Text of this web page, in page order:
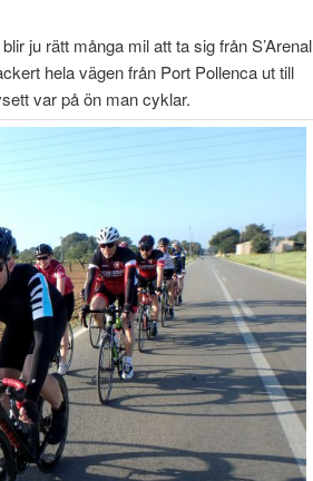
ju rätt många mil att ta sig från S’Arenal
hela vägen från Port Pollenca ut till
var på ön man cyklar.